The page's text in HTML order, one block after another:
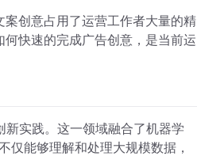
创意占用了运营工作者大量的精
快速的完成广告创意，是当前运
实践。这一领域融合了机器学
仅能够理解和处理大规模数据，